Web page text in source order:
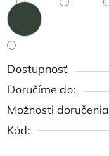
Dostupnosť
Možnosti doručenia
Kód: